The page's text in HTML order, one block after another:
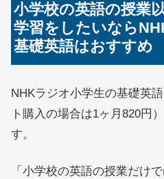
小学校の英語の授業
学習をしたいなら
基礎英語はおすすめ
NHKラジオ小学生の基礎英
ト購入の場合は1ヶ月820円
す。
「小学校の英語の授業だけ